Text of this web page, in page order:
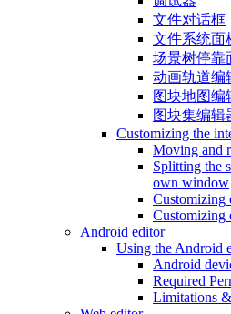
文件对话框
文件系统面
场景树停靠
动画轨道编
图块地图编
图块集编辑
Customizing the
Moving and
Splitting the
own window
Customizing
Customizing
Android editor
Using the Android
Android
Required
Limitations